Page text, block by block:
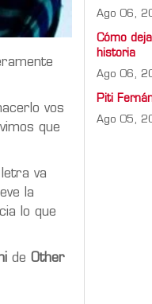
vos
que
va
la
lo que
de Other
Ago 06,
Cómo
historia
Ago 06,
Piti
Ago 05,